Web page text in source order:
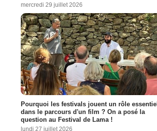
mercredi 29 juillet 2026
Pourquoi les festivals jouent un rôle essentiel
dans le parcours d'un film ? On a posé la
question au Festival de Lama !
lundi 27 juillet 2026